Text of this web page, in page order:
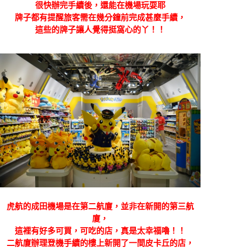
很快辦完手續後，還能在機場玩耍耶
牌子都有提醒旅客需在幾分鐘前完成甚麼手續，
這些的牌子讓人覺得挺窩心的丫！！
虎航的成田機場是在第二航廈，並非在新開的第三航
廈，
這裡有好多可買，可吃的店，真是太幸福嚕！！
二航廈辦理登機手續的樓上新開了一間皮卡丘的店，